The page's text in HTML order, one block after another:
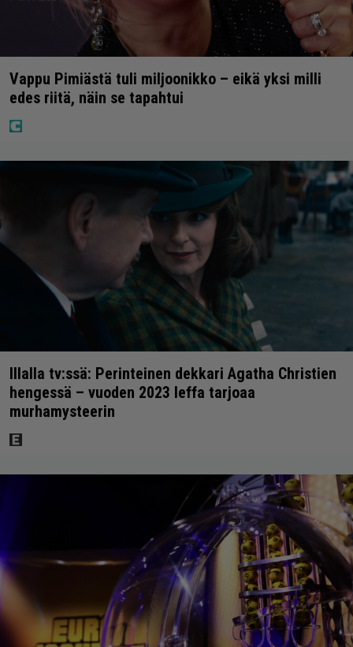
Vappu Pimiästä tuli miljoonikko – eikä yksi milli
edes riitä, näin se tapahtui
Illalla tv:ssä: Perinteinen dekkari Agatha Christien
hengessä – vuoden 2023 leffa tarjoaa
murhamysteerin